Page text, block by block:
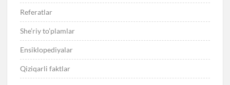
Referatlar
She’riy to’plamlar
Ensiklopediyalar
Qiziqarli faktlar